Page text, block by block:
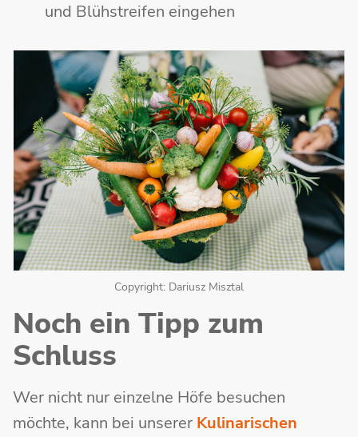
und Blühstreifen eingehen
Copyright: Dariusz Misztal
Noch ein Tipp zum
Schluss
Wer nicht nur einzelne Höfe besuchen
möchte, kann bei unserer Kulinarischen